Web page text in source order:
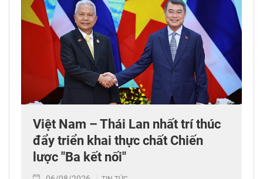
Việt Nam – Thái Lan nhất trí thúc
đẩy triển khai thực chất Chiến
lược "Ba kết nối"